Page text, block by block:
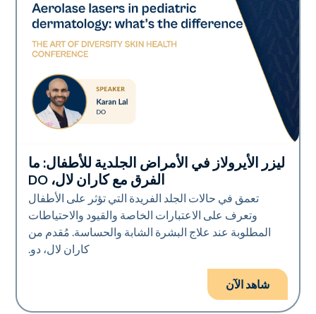
Art of Diversity
ليزر الأيرولاز في الأمراض الجلدية للأطفال: ما
الفرق مع كاران لال، DO
تعمق في حالات الجلد الفريدة التي تؤثر على الأطفال
وتعرف على الاعتبارات الخاصة والقيود والاحتياطات
المطلوبة عند علاج البشرة الشابة والحساسة. مُقدم من
كاران لال، دو.
شاهد الآن